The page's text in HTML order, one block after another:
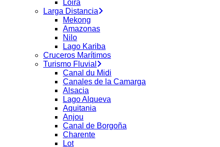
Loira
Larga Distancia
Mekong
Amazonas
Nilo
Lago Kariba
Cruceros Marítimos
Turismo Fluvial
Canal du Midi
Canales de la Camarga
Alsacia
Lago Alqueva
Aquitania
Anjou
Canal de Borgoña
Charente
Lot